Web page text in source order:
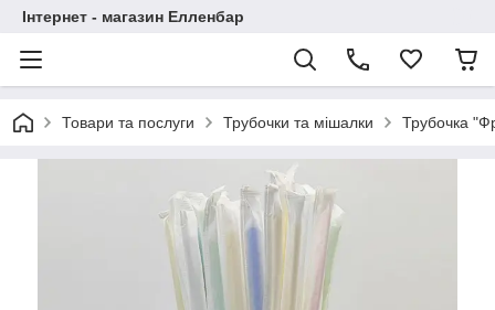
Інтернет - магазин Елленбар
Товари та послуги Трубочки та мішалки Трубочка